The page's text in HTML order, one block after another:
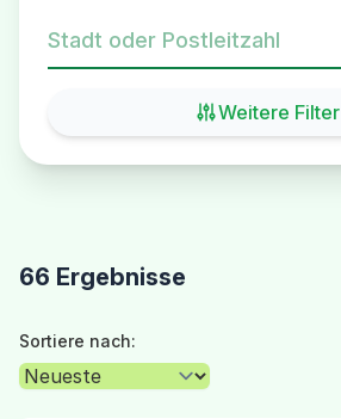
Stadt oder Postleitzahl
Weitere Filter
66 Ergebnisse
Sortiere nach: